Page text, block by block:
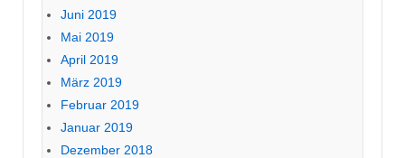
Juni 2019
Mai 2019
April 2019
März 2019
Februar 2019
Januar 2019
Dezember 2018